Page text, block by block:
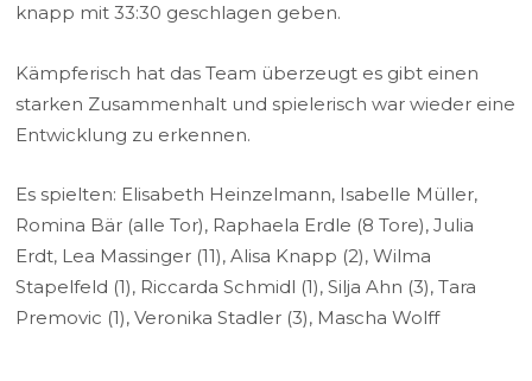
knapp mit 33:30 geschlagen geben.
Kämpferisch hat das Team überzeugt es gibt einen
starken Zusammenhalt und spielerisch war wieder eine
Entwicklung zu erkennen.
Es spielten: Elisabeth Heinzelmann, Isabelle Müller,
Romina Bär (alle Tor), Raphaela Erdle (8 Tore), Julia
Erdt, Lea Massinger (11), Alisa Knapp (2), Wilma
Stapelfeld (1), Riccarda Schmidl (1), Silja Ahn (3), Tara
Premovic (1), Veronika Stadler (3), Mascha Wolff